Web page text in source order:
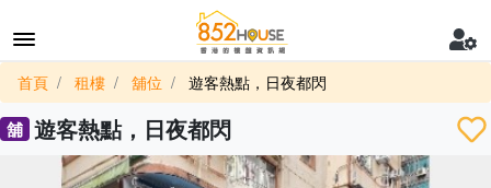
首頁 租樓 舖位 遊客熱點，日夜都閃
舖 遊客熱點，日夜都閃